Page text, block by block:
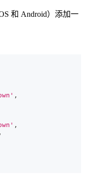
和 Android）添加一
,
,
,